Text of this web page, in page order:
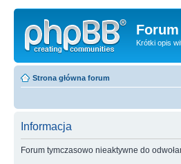
Krótki opis
Strona główna forum
Informacja
Forum tymczasowo nieaktywne do